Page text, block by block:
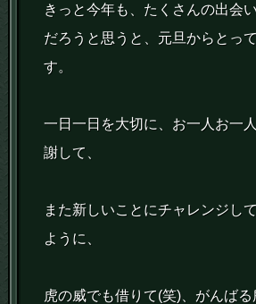
きっと今年も、たくさんの出会
だろうと思うと、元旦からとっ
す。
一日一日を大切に、お一人お一
謝して、
また新しいことにチャレンジし
ように、
虎の威でも借りて(笑)、がんばる